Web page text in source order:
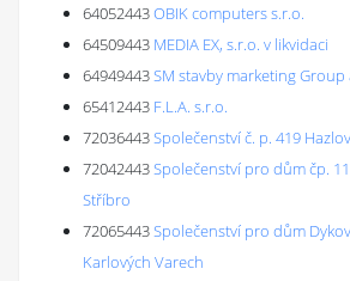
64052443OBIK computers s.r.o.
64509443 MEDIA EX, s.r.o. v likvidaci
64949443SM stavby marketing Group
65412443 F.L.A. s.r.o.
72036443Společenství č. p. 419 Hazlov
72042443Společenství pro dům čp.
Stříbro
72065443Společenství pro dům
Karlových Varech